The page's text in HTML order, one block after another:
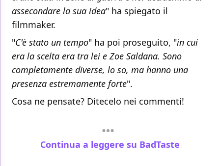
assecondare la sua idea" ha spiegato il
filmmaker.
"C'è stato un tempo" ha poi proseguito, "in cui
era la scelta era tra lei e Zoe Saldana. Sono
completamente diverse, lo so, ma hanno una
presenza estremamente forte".
Cosa ne pensate? Ditecelo nei commenti!
Continua a leggere su BadTaste